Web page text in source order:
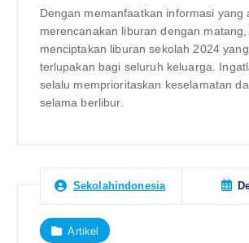
Dengan memanfaatkan informasi yang
merencanakan liburan dengan
menciptakan liburan sekolah 2024
terlupakan bagi seluruh keluarga.
selalu memprioritaskan keselamatan
selama berlibur.
Sekolahindonesia
Artikel